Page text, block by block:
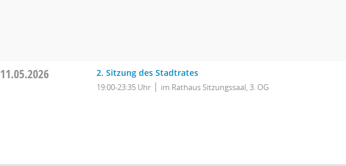
11.05.2026 2. Sitzung des Stadtrates
19:00-23:35 Uhr im Rathaus Sitzungssaal, 3. OG